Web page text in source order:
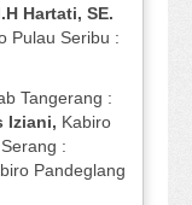
Hartati, SE.
Pulau Seribu :
Tangerang :
Iziani, Kabiro
:
Pandeglang